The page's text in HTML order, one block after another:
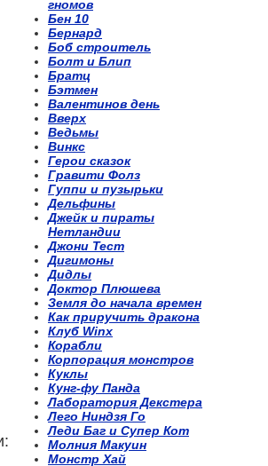
гномов
Бен 10
Бернард
Боб строитель
Болт и Блип
Братц
Бэтмен
Валентинов день
Вверх
Ведьмы
Винкс
Герои сказок
Гравити Фолз
Гуппи и пузырьки
Дельфины
Джейк и пираты
Нетландии
Джони Тест
Дигимоны
Дидлы
Доктор Плюшева
Земля до начала времен
Как приручить дракона
Клуб Winx
Корабли
Корпорация монстров
Куклы
Кунг-фу Панда
Лаборатория Декстера
Лего Ниндзя Го
Леди Баг и Супер Кот
Молния Макуин
Монстр Хай